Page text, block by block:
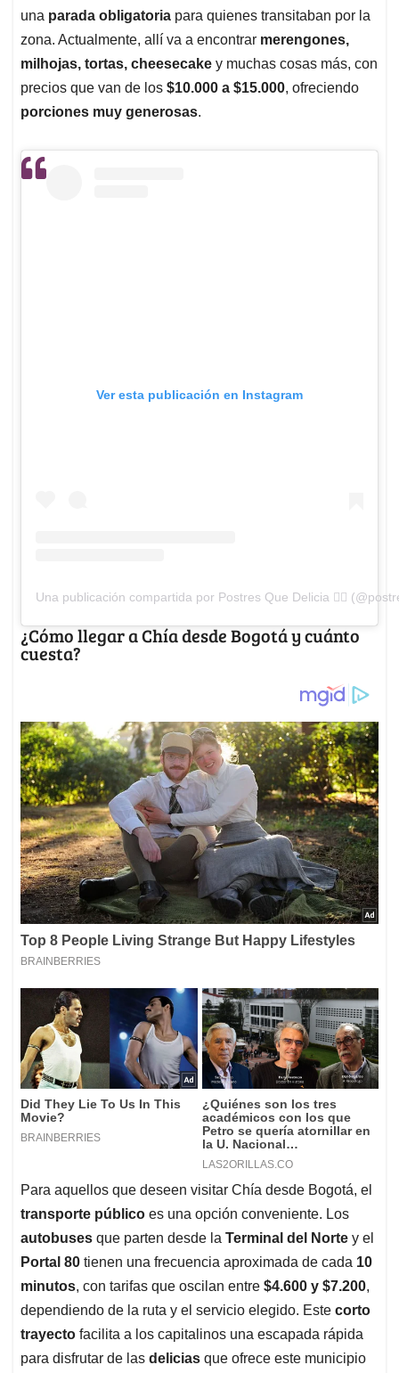
una parada obligatoria para quienes transitaban por la
zona. Actualmente, allí va a encontrar merengones,
milhojas, tortas, cheesecake y muchas cosas más, con
precios que van de los $10.000 a $15.000, ofreciendo
porciones muy generosas.
Ver esta publicación en Instagram
Una publicación compartida por Postres Que Delicia 👌🏽
¿Cómo llegar a Chía desde Bogotá y cuánto
cuesta?
Para aquellos que deseen visitar Chía desde Bogotá, el
transporte público es una opción conveniente. Los
autobuses que parten desde la Terminal del Norte y el
Portal 80 tienen una frecuencia aproximada de cada 10
minutos, con tarifas que oscilan entre $4.600 y $7.200,
dependiendo de la ruta y el servicio elegido. Este corto
trayecto facilita a los capitalinos una escapada rápida
para disfrutar de las delicias que ofrece este municipio